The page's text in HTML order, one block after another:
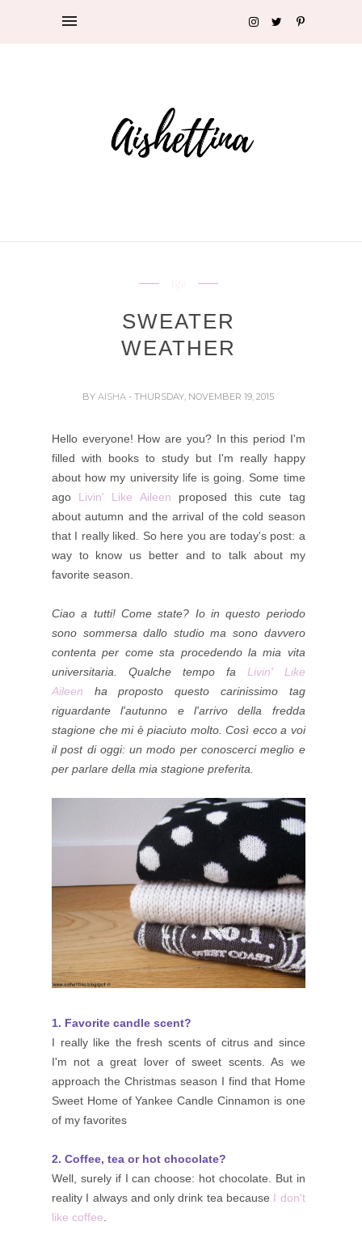
SWEATER
WEATHER
BYAISHA- THURSDAY, NOVEMBER 19, 2015
Hello everyone! How are you? In this period I'm
filled with books to study but I'm really happy
about how my universitylife is going. Some time
ago Livin' Like Aileen proposed this cute tag
about autumn and the arrival of the cold season
that I really liked. So here you are today's post: a
way to know us better and to talk about my
favorite season.
Ciao a tutti! Come state? Io in questo periodo
sono sommersa dallo studio ma sono davvero
contenta per come sta procedendo la mia vita
universitaria. Qualche tempo fa L ivin' Like
Aileen ha proposto questo carinissimo tag
riguardante l'autunno e l'arrivo della fredda
stagione che mi è piaciuto molto. Così ecco a voi
il post di oggi: un modo per conoscerci meglio e
per parlare della mia stagione preferita.
1. Favorite candle scent?
I really like the fresh scents of citrus and since
I'm not a great lover of sweet scents. As we
approach the Christmas season I find that Home
Sweet Home of Yankee Candle Cinnamon is one
of my favorites
2. Coffee, tea or hot chocolate?
Well, surely if I can choose: hot chocolate. But in
reality I always and only drink tea because I don't
like coffee